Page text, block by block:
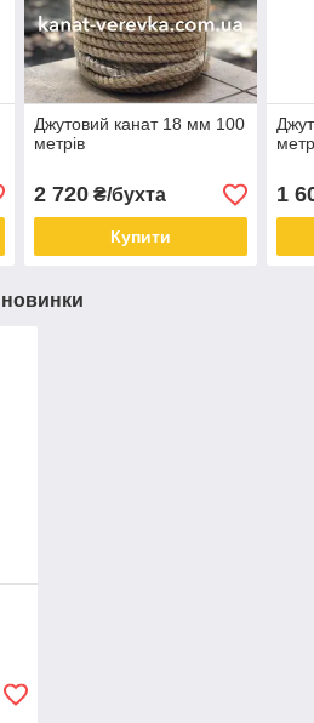
Джутовий канат 18 мм 100
метрів
2 720₴/бухта
Купити
1
новинки